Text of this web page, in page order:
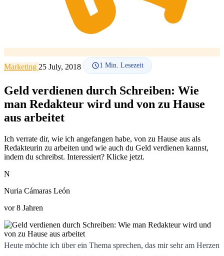
Marketing 25 July, 2018 1 Min. Lesezeit
Geld verdienen durch Schreiben: Wie
man Redakteur wird und von zu Hause
aus arbeitet
Ich verrate dir, wie ich angefangen habe, von zu Hause aus als
Redakteurin zu arbeiten und wie auch du Geld verdienen kannst,
indem du schreibst. Interessiert? Klicke jetzt.
N
Nuria Cámaras León
vor 8 Jahren
Heute möchte ich über ein Thema sprechen, das mir sehr am Herzen